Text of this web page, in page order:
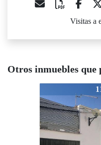
Visitas a
Otros inmuebles que